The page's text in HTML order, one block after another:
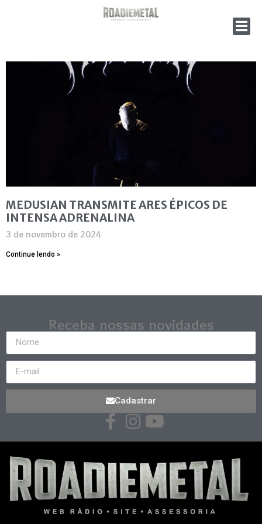
MEDUSIAN TRANSMITE ARES ÉPICOS DE
INTENSA ADRENALINA
3 de novembro de 2024
Continue lendo »
Receba nossas novidades
Cadastrar